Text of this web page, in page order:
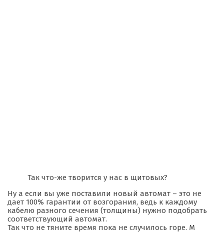
Так что-же творится у нас в щитовых?
Ну а если вы уже поставили новый автомат – это не
дает 100% гарантии от возгорания, ведь к каждому
кабелю разного сечения (толщины) нужно подобрать
соответствующий автомат.
Так что не тяните время пока не случилось горе. М